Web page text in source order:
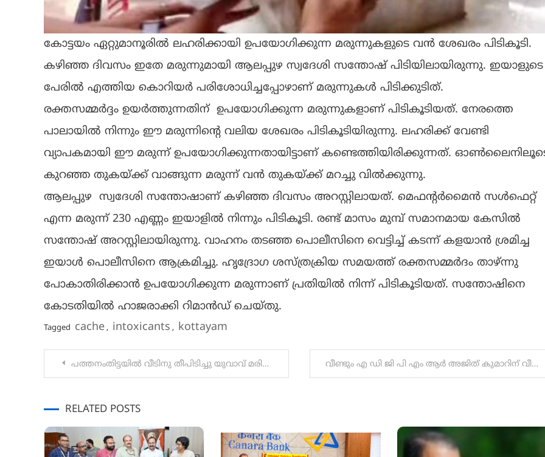
കോട്ടയം ഏറ്റുമാനൂരിൽ ലഹരിക്കായി ഉപയോഗിക്കുന്ന മരുന്നുകളുടെ വൻ ശേഖരം പിടികൂടി.
കഴിഞ്ഞ ദിവസം ഇതേ മരുന്നുമായി ആലപ്പുഴ സ്വദേശി സന്തോഷ് പിടിയിലായിരുന്നു. ഇയാളുടെ
പേരിൽ എത്തിയ കൊറിയർ പരിശോധിച്ചപ്പോഴാണ് മരുന്നുകൾ പിടിക്കുടിത്.
രക്തസമ്മർദ്ദം ഉയർത്തുന്നതിന് ഉപയോഗിക്കുന്ന മരുന്നുകളാണ് പിടികൂടിയത്. നേരത്തെ
പാലായിൽ നിന്നും ഈ മരുന്നിന്റെ വലിയ ശേഖരം പിടികൂടിയിരുന്നു. ലഹരിക്ക് വേണ്ടി
വ്യാപകമായി ഈ മരുന്ന് ഉപയോഗിക്കുന്നതായിട്ടാണ് കണ്ടെത്തിയിരിക്കുന്നത്.
കുറഞ്ഞ തുകയ്ക്ക് വാങ്ങുന്ന മരുന്ന് വൻ തുകയ്ക്ക് മറച്ചു വിൽക്കുന്നു.
ആലപ്പുഴ സ്വദേശി സന്തോഷാണ് കഴിഞ്ഞ ദിവസം അറസ്റ്റിലായത്. മെഫൻ്റർമൈൻ സൾഫെറ്റ്
എന്ന മരുന്ന് 230 എണ്ണം ഇയാളിൽ നിന്നും പിടികൂടി. രണ്ട് മാസം മുമ്പ് സമാനമായ കേസിൽ
സന്തോഷ് അറസ്റ്റിലായിരുന്നു. വാഹനം തടഞ്ഞ പൊലീസിനെ വെട്ടിച്ച് കടന്ന് കളയാൻ ശ്രമിച്ച
ഇയാൾ പൊലീസിനെ ആക്രമിച്ചു. ഹൃദ്രോഗ ശസ്ത്രക്രിയ സമയത്ത് രക്തസമ്മര്‍ദം താഴ്ന്നു
പോകാതിരിക്കാൻ ഉപയോഗിക്കുന്ന മരുന്നാണ് പ്രതിയില്‍ നിന്ന് പിടികൂടിയത്. സന്തോഷിനെ
കോടതിയിൽ ഹാജരാക്കി റിമാൻഡ് ചെയ്തു.
Tagged cache, intoxicants , kottayam
Post
പത്തനംതിട്ടയിൽ വീടിനു തീപിടിച്ചു യുവാവ് മരിച്ചു. മദ്യലഹരിയിൽ മകൻ തീവെച്ചതാണെന്നു സംശയം. വീണ്ടും എ ഡി ജി പി എം ആർ അജിത് കുമാറിന് വീശിഷ്ട സേവാ മെഡലിനു ശുപാർശ
RELATED POSTS